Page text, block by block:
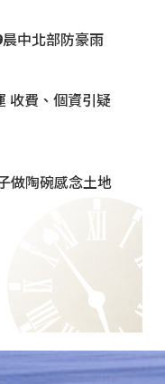
中北部防豪雨
收費、個資引疑
做陶碗感念土地